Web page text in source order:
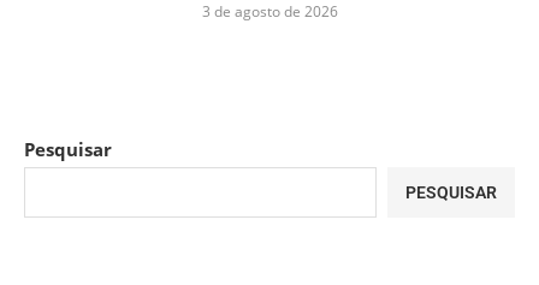
3 de agosto de 2026
Pesquisar
PESQUISAR